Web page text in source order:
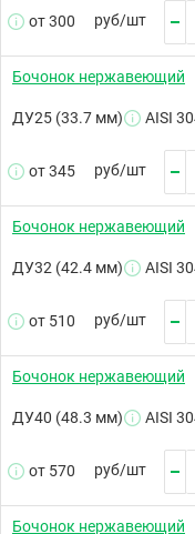
от 300 руб/шт
Бочонок нержавеющий
ДУ25 (33.7 мм) AISI
от 345 руб/шт
Бочонок нержавеющий
ДУ32 (42.4 мм) AISI
от 510 руб/шт
Бочонок нержавеющий
ДУ40 (48.3 мм) AISI
от 570 руб/шт
Бочонок нержавеющий